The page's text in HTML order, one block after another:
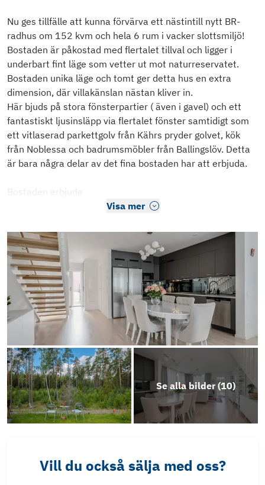
Nu ges tillfälle att kunna förvärva ett nästintill nytt BR-
radhus om 152 kvm och hela 6 rum i vacker slottsmiljö!
Bostaden är påkostad med flertalet tillval och ligger i
underbart fint läge som vetter ut mot naturreservatet.
Bostaden unika läge och tomt ger detta hus en extra
dimension, där villakänslan nästan kliver in.
Här bjuds på stora fönsterpartier ( även i gavel) och ett
fantastiskt ljusinsläpp via flertalet fönster samtidigt som
ett vitlaserad parkettgolv från Kährs pryder golvet, kök
från Noblessa och badrumsmöbler från Ballingslöv. Detta
är bara några delar av det fina bostaden har att erbjuda.
Bostaden erbjude
Visa mer
Se alla bilder (10)
Vill du också sälja med oss?